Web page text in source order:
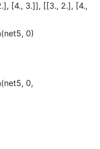
[4., 3.]], [[3., 2.], [4.,
0)
0,